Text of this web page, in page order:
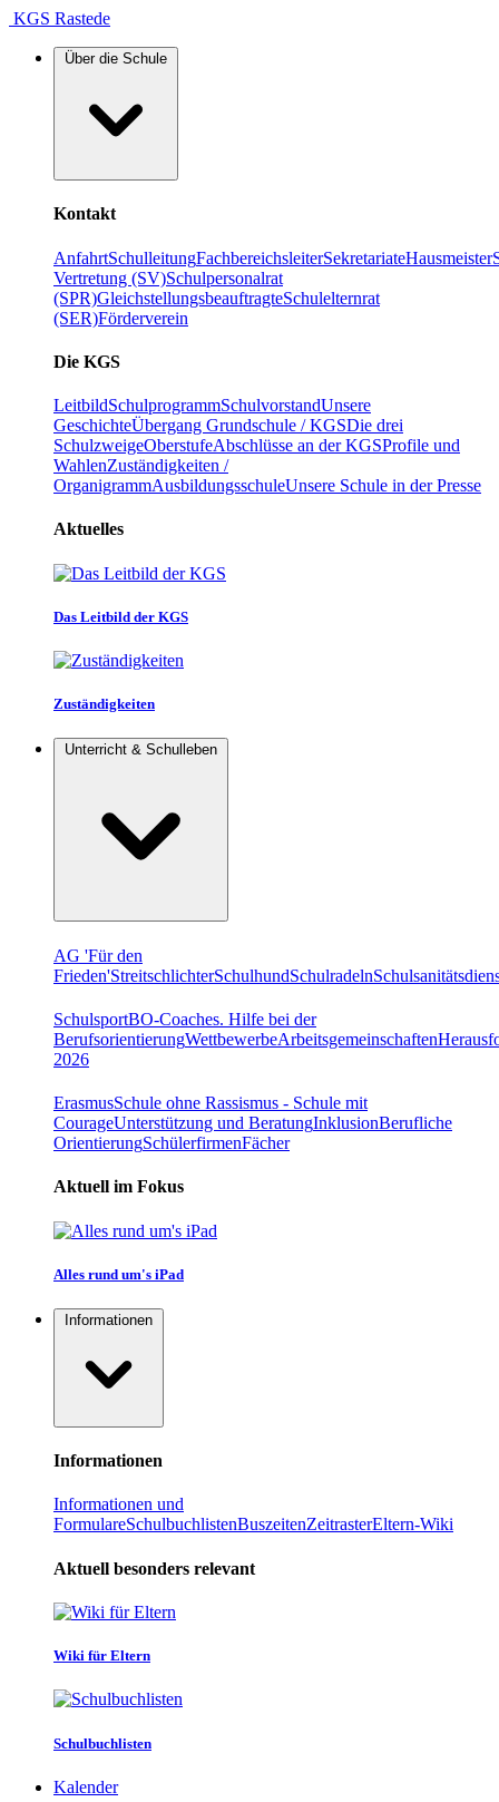
KGS Rastede
Über die Schule
Kontakt
AnfahrtSchulleitungFachbereichsleiterSekretariateHausmeister
Vertretung (SV)Schulpersonalrat
(SPR)GleichstellungsbeauftragteSchulelternrat
(SER)Förderverein
Die KGS
LeitbildSchulprogrammSchulvorstandUnsere
GeschichteÜbergang Grundschule / KGSDie drei
SchulzweigeOberstufeAbschlüsse an der KGSProfile und
WahlenZuständigkeiten /
OrganigrammAusbildungsschuleUnsere Schule in der Presse
Aktuelles
Das Leitbild der KGS
Zuständigkeiten
Unterricht & Schulleben
AG 'Für den
Frieden'StreitschlichterSchulhundSchulradeln
SchulsportBO-Coaches. Hilfe bei der
BerufsorientierungWettbewerbeArbeitsgemeinschaften
2026
ErasmusSchule ohne Rassismus - Schule mit
CourageUnterstützung und BeratungInklusionBerufliche
OrientierungSchülerfirmenFächer
Aktuell im Fokus
Alles rund um's iPad
Informationen
Informationen
Informationen und
FormulareSchulbuchlistenBuszeitenZeitrasterEltern-Wiki
Aktuell besonders relevant
Wiki für Eltern
Schulbuchlisten
Kalender